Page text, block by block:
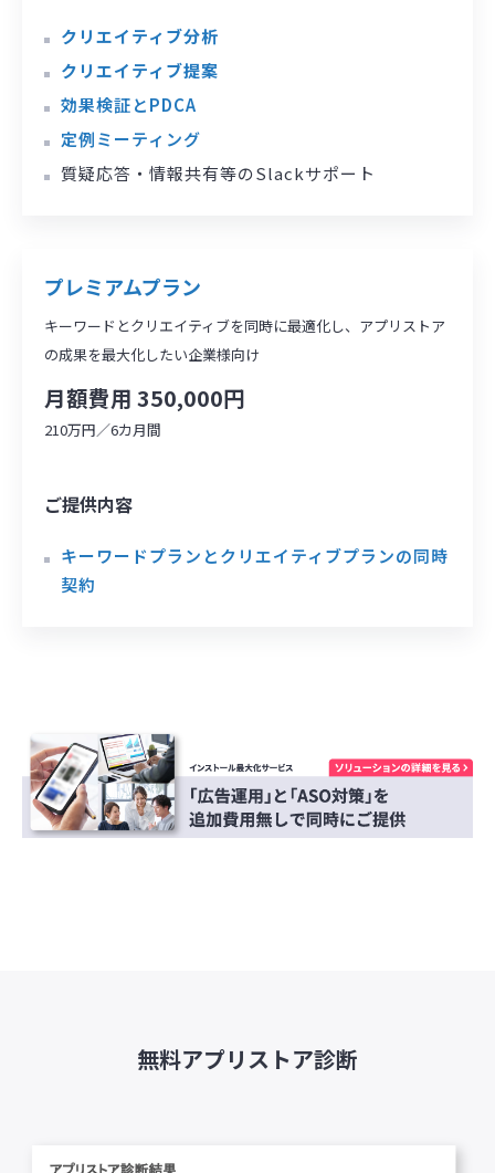
クリエイティブ分析
クリエイティブ提案
効果検証とPDCA
定例ミーティング
質疑応答・情報共有等のSlackサポート
プレミアムプラン
キーワードとクリエイティブを同時に最適化し、アプリストア
の成果を最大化したい企業様向け
月額費用 350,000円
210万円／6カ月間
ご提供内容
キーワードプランとクリエイティブプランの同時
契約
無料アプリストア診断